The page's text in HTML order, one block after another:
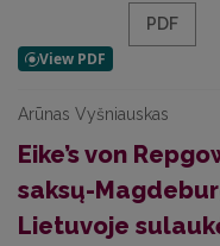
PDF
Arūnas Vyšniauskas
Eike’s von
saksų-
Lietuvoje